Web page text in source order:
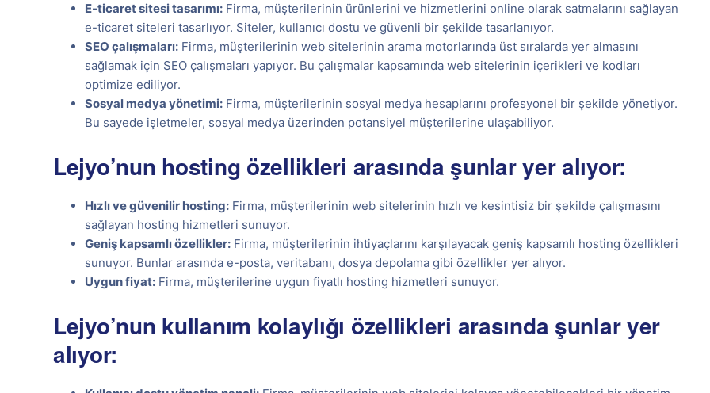
E-ticaret sitesi tasarımı: Firma, müşterilerinin ürünlerini ve hizmetlerini online olarak satmalarını sağlayan
e-ticaret siteleri tasarlıyor. Siteler, kullanıcı dostu ve güvenli bir şekilde tasarlanıyor.
SEO çalışmaları: Firma, müşterilerinin web sitelerinin arama motorlarında üst sıralarda yer almasını
sağlamak için SEO çalışmaları yapıyor. Bu çalışmalar kapsamında web sitelerinin içerikleri ve kodları
optimize ediliyor.
Sosyal medya yönetimi: Firma, müşterilerinin sosyal medya hesaplarını profesyonel bir şekilde yönetiyor.
Bu sayede işletmeler, sosyal medya üzerinden potansiyel müşterilerine ulaşabiliyor.
Lejyo’nun hosting özellikleri arasında şunlar yer alıyor:
Hızlı ve güvenilir hosting: Firma, müşterilerinin web sitelerinin hızlı ve kesintisiz bir şekilde çalışmasını
sağlayan hosting hizmetleri sunuyor.
Geniş kapsamlı özellikler: Firma, müşterilerinin ihtiyaçlarını karşılayacak geniş kapsamlı hosting özellikleri
sunuyor. Bunlar arasında e-posta, veritabanı, dosya depolama gibi özellikler yer alıyor.
Uygun fiyat: Firma, müşterilerine uygun fiyatlı hosting hizmetleri sunuyor.
Lejyo’nun kullanım kolaylığı özellikleri arasında şunlar yer
alıyor: